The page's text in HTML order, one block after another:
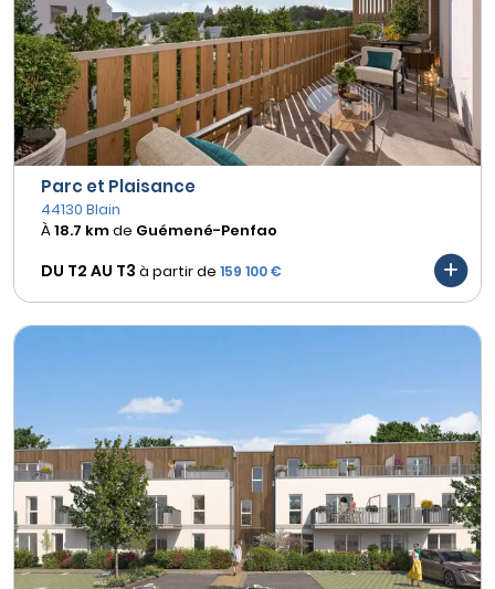
Parc et Plaisance
44130 Blain
À18.7 kmde Guémené-Penfao
DU T2 AU T3 à partir de 159 100 €